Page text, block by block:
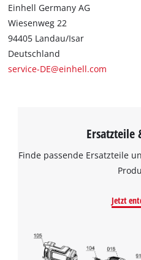
Einhell Germany AG
Wiesenweg 22
94405 Landau/Isar
Deutschland
service-DE@einhell.com
Ersatzteile
Finde passende Ersatzteile
Jetzt